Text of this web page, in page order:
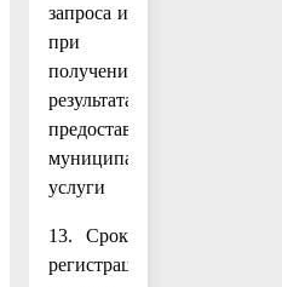
запроса и
при
получении
результата
предоставления
муниципальной
услуги
13. Срок
регистрации